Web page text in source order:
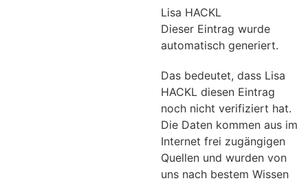
Lisa HACKL
Dieser Eintrag wurde
automatisch generiert.
Das bedeutet, dass Lisa
HACKL diesen Eintrag
noch nicht verifiziert hat.
Die Daten kommen aus im
Internet frei zugängigen
Quellen und wurden von
uns nach bestem Wissen